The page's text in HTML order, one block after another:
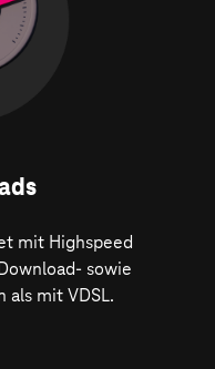
mit Highspeed
sowie
als mit VDSL.